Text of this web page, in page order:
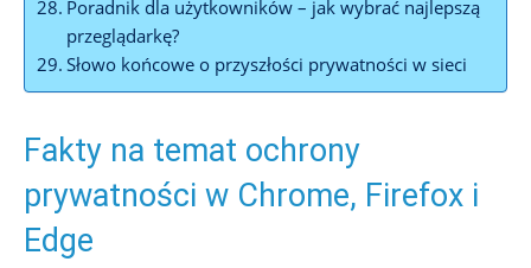
Poradnik dla użytkowników – jak ⁣wybrać najlepszą
przeglądarkę?
Słowo końcowe o ‌przyszłości prywatności ‍w‍ sieci
Fakty na temat ochrony
prywatności w Chrome, Firefox i⁤
Edge